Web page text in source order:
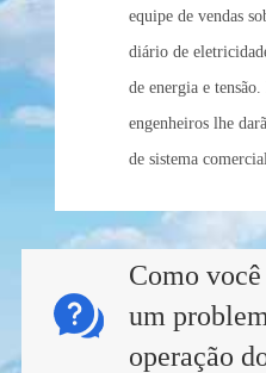
equipe de vendas
diário de
de energia e tensão.
engenheiros lhe
de sistema
Como
um
operação